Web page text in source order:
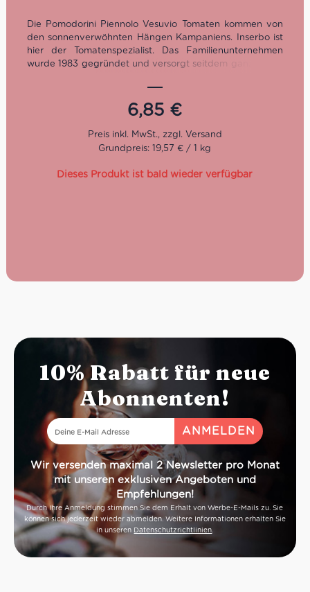
Die Pomodorini Piennolo Vesuvio Tomaten kommen von
den sonnenverwöhnten Hängen Kampaniens. Inserbo ist
hier der Tomatenspezialist. Das Familienunternehmen
wurde 1983 gegründet und versorgt seitdem ganz Italien
originaler Rezeptur und feinsten Tomatenkonserven wie
diese Pomodorini Piennolo Vesuvio. Die Tomaten
stammen aus den Anbaugebieten Agro Sarnese
Nocerino, Monti Lattari als auch von den Hängen des
6,85 €
Grundpreis: 19,57 € / 1 kg
Dieses Produkt ist bald wieder verfügbar
10% Rabatt für neue
Abonnenten!
Wir versenden maximal 2 Newsletter pro Monat
mit unseren exklusiven Angeboten und
Empfehlungen!
Durch Ihre Anmeldung stimmen Sie dem Erhalt von Werbe-E-Mails zu. Sie
können sich jederzeit wieder abmelden. Weitere Informationen erhalten Sie
in unseren Datenschutzrichtlinien